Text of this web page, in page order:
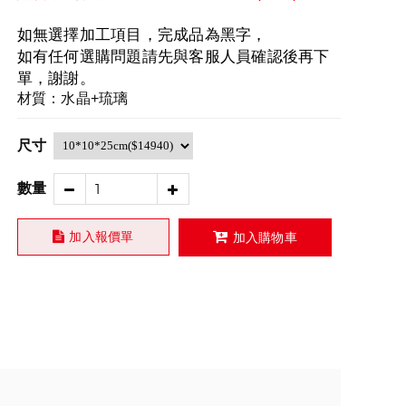
如無選擇加工項目，完成品為黑字，
如有任何選購問題請先與客服人員確認後再下
單， 謝謝。
材質：水晶+琉璃
尺寸
數量
加入報價單 加入購物車